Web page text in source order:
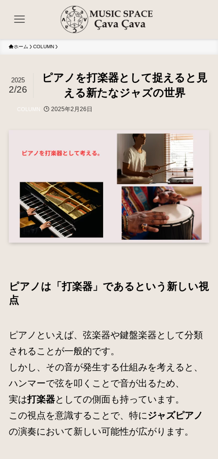
ホーム COLUMN
ピアノを打楽器として捉えると見
える新たなジャズの世界
2025
2/26
COLUMN 2025年2月26日
ピアノは「打楽器」であるという新しい視
点
ピアノといえば、弦楽器や鍵盤楽器として分類
されることが一般的です。
しかし、その音が発生する仕組みを考えると、
ハンマーで弦を叩くことで音が出るため、
実は打楽器としての側面も持っています。
この視点を意識することで、特にジャズピアノ
の演奏において新しい可能性が広がります。